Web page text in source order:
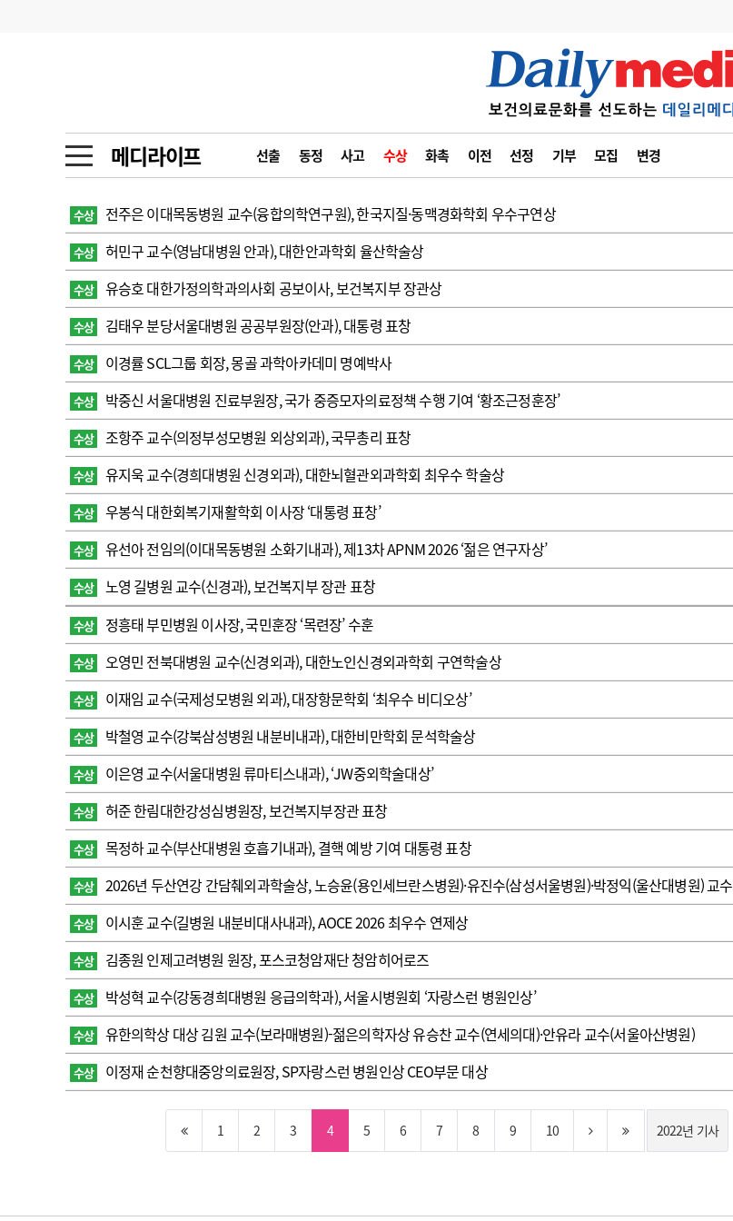
메디라이프 선출 동정 사고 수상 화촉 이전 선정 기부 모집 변경
금주의 검색어
1
의사인력 수급 추계
2
성분명 처방
3
AI의료
4
전공의 모집 결과
5
의사국시 합격률
6
관리급여 실시
사고
수첩
인물 피플
포토뉴스 포토뉴스
메디 Hospital 지역병원 중소병원
인포메이션 행정처분 판례
학회·연수강좌 학회/연수강좌 행사
고객센터 회사소개 법적고지
수상 전주은 이대목동병원 교수(융합의학연구원), 한국지질·동맥경화학회 우수구연상
수상 허민구 교수(영남대병원 안과), 대한안과학회 율산학술상
수상 유승호 대한가정의학과의사회 공보이사, 보건복지부 장관상
수상 김태우 분당서울대병원 공공부원장(안과), 대통령 표창
수상 이경률 SCL그룹 회장, 몽골 과학아카데미 명예박사
수상 박중신 서울대병원 진료부원장, 국가 중증모자의료정책 수행 기여 ‘황조근정훈장’
수상 조항주 교수(의정부성모병원 외상외과), 국무총리 표창
수상 유지욱 교수(경희대병원 신경외과), 대한뇌혈관외과학회 최우수 학술상
수상 우봉식 대한회복기재활학회 이사장 ‘대통령 표창’
수상 유선아 전임의(이대목동병원 소화기내과), 제13차 APNM 2026 ‘젊은 연구자상’
수상 노영 길병원 교수(신경과), 보건복지부 장관 표창
수상 정흥태 부민병원 이사장, 국민훈장 ‘목련장’ 수훈
수상 오영민 전북대병원 교수(신경외과), 대한노인신경외과학회 구연학술상
수상 이재임 교수(국제성모병원 외과), 대장항문학회 ‘최우수 비디오상’
수상 박철영 교수(강북삼성병원 내분비내과), 대한비만학회 문석학술상
수상 이은영 교수(서울대병원 류마티스내과), ‘JW중외학술대상’
수상 허준 한림대한강성심병원장, 보건복지부장관 표창
수상 목정하 교수(부산대병원 호흡기내과), 결핵 예방 기여 대통령 표창
수상 2026년 두산연강 간담췌외과학술상, 노승윤(용인세브란스병원)·유진수(삼성서울병원)·박정익(울산대병원) 교수
수상 이시훈 교수(길병원 내분비대사내과), AOCE 2026 최우수 연제상
수상 김종원 인제고려병원 원장, 포스코청암재단 청암히어로즈
수상 박성혁 교수(강동경희대병원 응급의학과), 서울시병원회 ‘자랑스런 병원인상’
수상 유한의학상 대상 김원 교수(보라매병원)-젊은의학자상 유승찬 교수(연세의대)·안유라 교수(서울아산병원)
수상 이정재 순천향대중앙의료원장, SP자랑스런 병원인상 CEO부문 대상
1 2 3 4 5 6 7 8 9 10 2022년 기사